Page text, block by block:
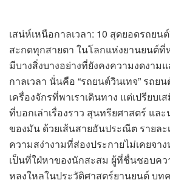
เสน่ห์เหนือกาลเวลา: 10 สุดยอดรถยน
สะกดทุกสายตา ในโลกแห่งยานยนต์ที่
มีบางสิ่งบางอย่างที่ยังคงความงดงาม
กาลเวลา นั่นคือ “รถยนต์วินเทจ” รถย
เครื่องจักรที่พาเราเดินทาง แต่เปรียบ
ที่บอกเล่าเรื่องราว สุนทรียศาสตร์ แล
ของมัน ด้วยเส้นสายอันประณีต รายละ
ความสง่างามที่ส่องประกายไม่เคยจา
เป็นที่ใฝ่หาของนักสะสม ผู้ที่ชื่นชอบค
หลงใหลในประวัติศาสตร์ยานยนต์ บ